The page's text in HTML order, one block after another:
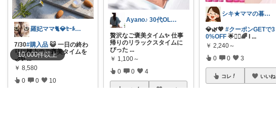
10,000件以上
羅妃ママ🐈💎ｾｰﾙは毎回完走🏃
7/30#購入品 😺 一日の終わ
りに極上のご褒美タイムを
🌙✨...
￥ 8,580
0 0 10
Ayano♪ 30代OLファッション
贅沢なご褒美タイム✨ 仕事
帰りのリラックスタイムに
ぴった ...
￥ 1,100～
0 0 4
コレ いいね
シキ★ママの暮らし、キッズ
💎🌿💖#クーポンGETで3
0%OFF 🌟💆‍♀️🌈 I
...
￥ 2,240～
0 0 3
コレ いいね